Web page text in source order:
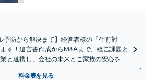
予防から解決まで】経営者様の「生前対
す！遺言書作成からM&Aまで、経営課題と
と連携し、会社の未来とご家族の安心を守
【顧問先80社以上の実績】
料金表を見る